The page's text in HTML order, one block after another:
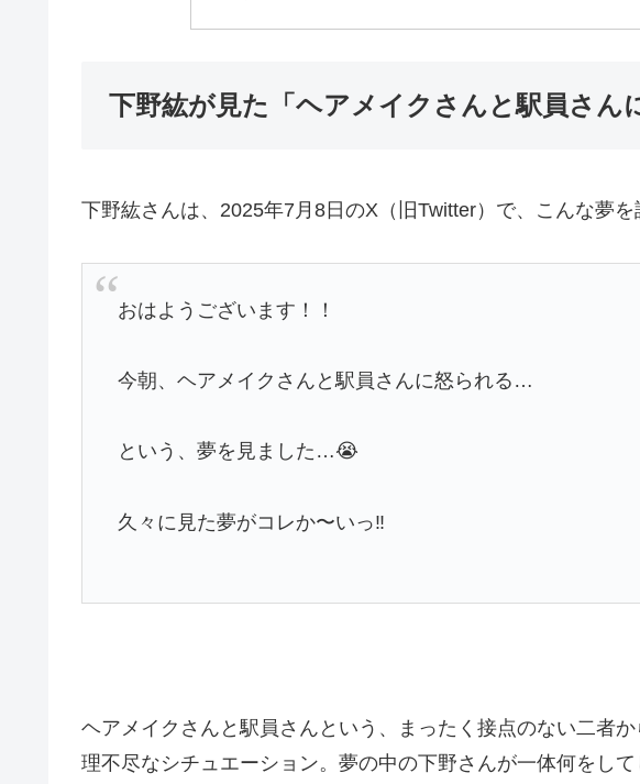
下野紘が見た「ヘアメイクさんと駅員さん
下野紘さんは、2025年7月8日のX（旧Twitter）で、こんな夢を
おはようございます！！
今朝、ヘアメイクさんと駅員さんに怒られる…
という、夢を見ました…😭
久々に見た夢がコレか〜いっ‼️
ヘアメイクさんと駅員さんという、まったく接点のない二者
理不尽なシチュエーション。夢の中の下野さんが一体何をし